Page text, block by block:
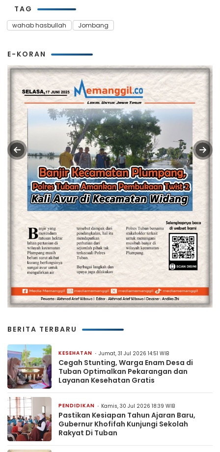
TAG
wahab hasbullah Jombang
E-KORAN
BERITA TERBARU
KESEHATAN Jumat, 31 Jul 2026 14:51 WIB
Cegah Stunting, Warga Enam Desa di
Tuban Optimalkan Pekarangan dan
Layanan Kesehatan Gratis
PENDIDIKAN Kamis, 30 Jul 2026 18:39 WIB
Pastikan Kesiapan Tahun Ajaran Baru,
Gubernur Khofifah Kunjungi Sekolah
Rakyat Di Tuban